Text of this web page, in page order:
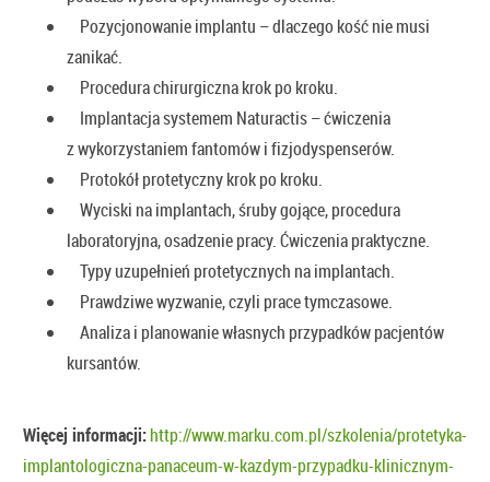
Pozycjonowanie implantu – dlaczego kość nie musi
zanikać.
Procedura chirurgiczna krok po kroku.
Implantacja systemem Naturactis – ćwiczenia
z wykorzystaniem fantomów i fizjodyspenserów.
Protokół protetyczny krok po kroku.
Wyciski na implantach, śruby gojące, procedura
laboratoryjna, osadzenie pracy. Ćwiczenia praktyczne.
Typy uzupełnień protetycznych na implantach.
Prawdziwe wyzwanie, czyli prace tymczasowe.
Analiza i planowanie własnych przypadków pacjentów
kursantów.
Więcej informacji:http://www.marku.com.pl/szkolenia/protetyka-
implantologiczna-panaceum-w-kazdym-przypadku-klinicznym-